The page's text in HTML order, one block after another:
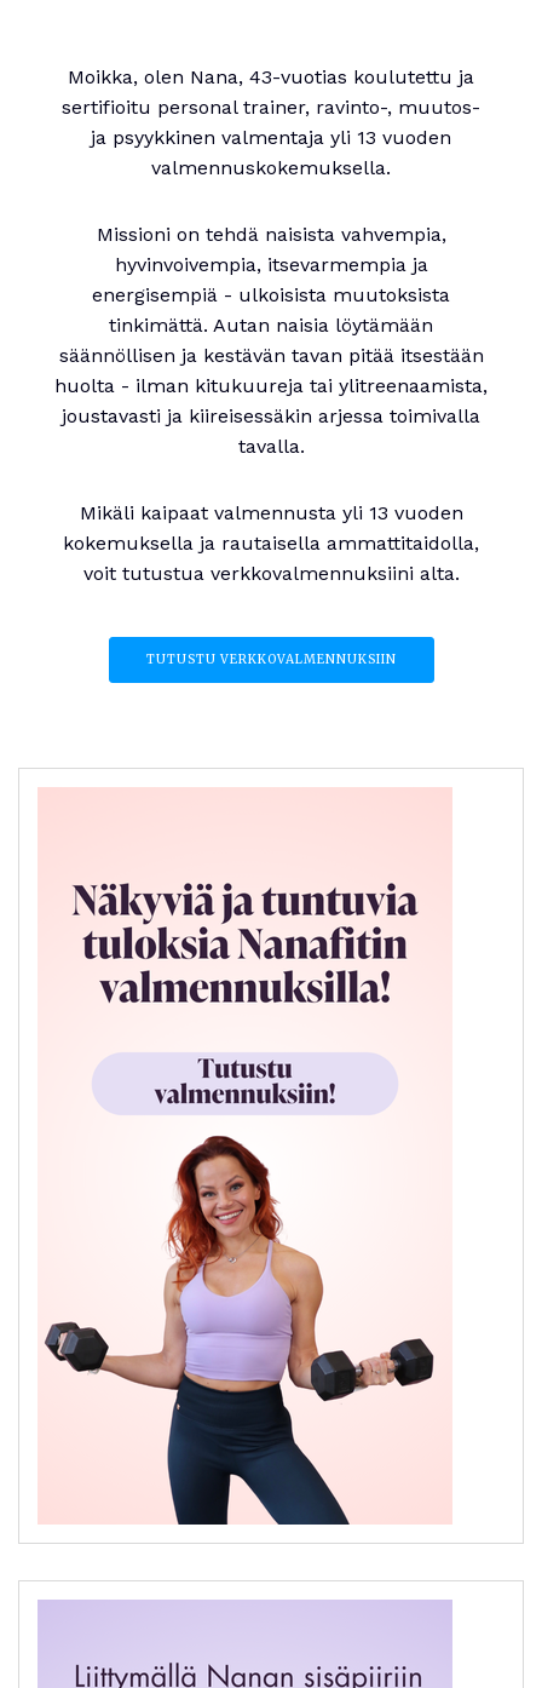
Moikka, olen Nana, 43-vuotias koulutettu ja
sertifioitu personal trainer, ravinto-, muutos-
ja psyykkinen valmentaja yli 13 vuoden
valmennuskokemuksella.
Missioni on tehdä naisista vahvempia,
hyvinvoivempia, itsevarmempia ja
energisempiä - ulkoisista muutoksista
tinkimättä. Autan naisia löytämään
säännöllisen ja kestävän tavan pitää itsestään
huolta - ilman kitukuureja tai ylitreenaamista,
joustavasti ja kiireisessäkin arjessa toimivalla
tavalla.
Mikäli kaipaat valmennusta yli 13 vuoden
kokemuksella ja rautaisella ammattitaidolla,
voit tutustua verkkovalmennuksiini alta.
TUTUSTU VERKKOVALMENNUKSIIN